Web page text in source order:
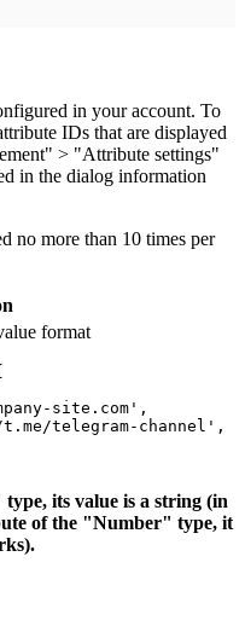
in your account. To
IDs that are displayed
> "Attribute settings"
in the dialog information
no more than 10 times per
format
site.com',
telegram-channel',
its value is a string (in
of the "Number" type, it